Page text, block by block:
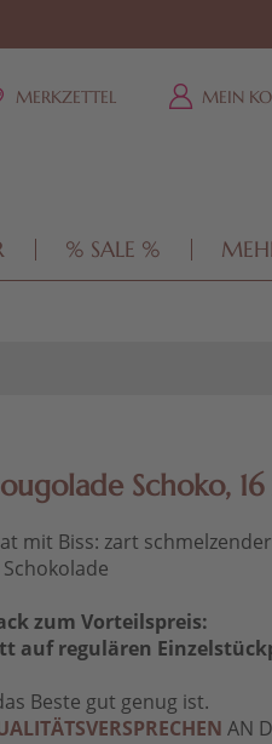
MERKZETTEL MEIN
% SALE %
Schoko,
mit Biss: zart
zum Vorteilspreis:
auf regulären
Beste gut genug ist.
AN